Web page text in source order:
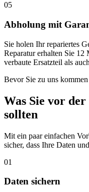
05
Abholung mit
Sie holen Ihr repariertes
Reparatur erhalten Sie 12
verbaute Ersatzteil als
Bevor Sie zu uns kommen
Was Sie vor
sollten
Mit ein paar einfachen
sicher, dass Ihre Daten
01
Daten sichern